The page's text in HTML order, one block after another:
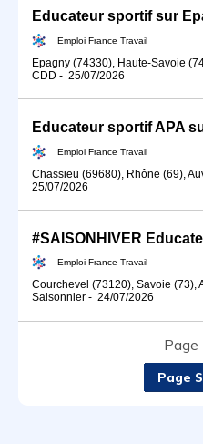
Emploi France Travail
Épagny (74330), Haute-Savoie
CDD - 25/07/2026
Educateur sportif APA
Emploi France Travail
Chassieu (69680), Rhône (69),
25/07/2026
#SAISONHIVER
Emploi France Travail
Courchevel (73120), Savoie (73),
Saisonnier - 24/07/2026
Page
Page